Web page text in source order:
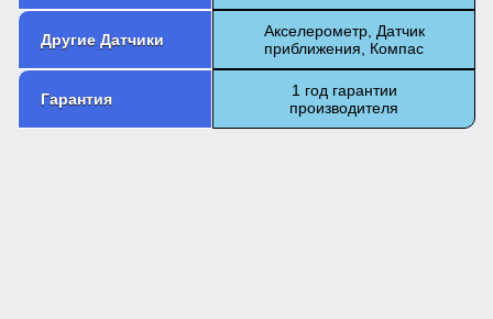
Другие Датчики
Акселерометр, Датчик
приближения, Компас
Гарантия
1 год гарантии
производителя